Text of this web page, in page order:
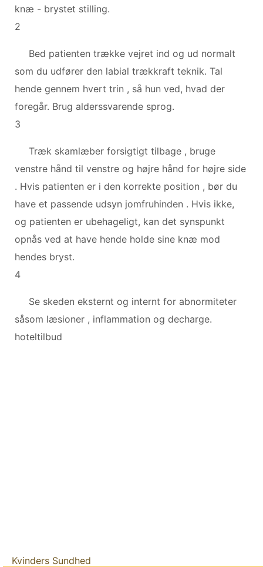
knæ - brystet stilling.
2
Bed patienten trække vejret ind og ud normalt
som du udfører den labial trækkraft teknik. Tal
hende gennem hvert trin , så hun ved, hvad der
foregår. Brug alderssvarende sprog.
3
Træk skamlæber forsigtigt tilbage , bruge
venstre hånd til venstre og højre hånd for højre side
. Hvis patienten er i den korrekte position , bør du
have et passende udsyn jomfruhinden . Hvis ikke,
og patienten er ubehageligt, kan det synspunkt
opnås ved at have hende holde sine knæ mod
hendes bryst.
4
Se skeden eksternt og internt for abnormiteter
såsom læsioner , inflammation og decharge.
hoteltilbud
Kvinders Sundhed